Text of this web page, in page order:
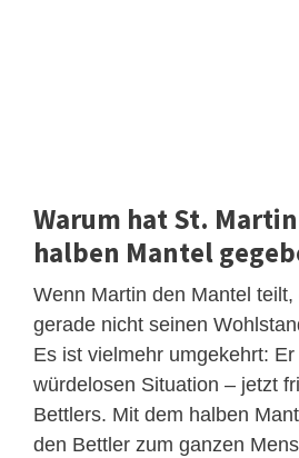
Warum hat St.
halben Mantel
Wenn Martin den Mantel
gerade nicht seinen
Es ist vielmehr umgekehrt:
würdelosen Situation – jetzt
Bettlers. Mit dem halben
den Bettler zum ganzen